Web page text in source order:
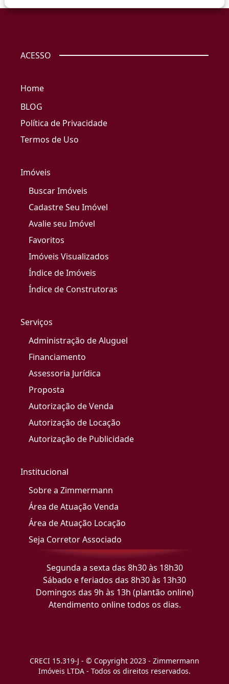
ACESSO
Home
BLOG
Política de Privacidade
Termos de Uso
Imóveis
Buscar Imóveis
Cadastre Seu Imóvel
Avalie seu Imóvel
Favoritos
Imóveis Visualizados
Índice de Imóveis
Índice de Construtoras
Serviços
Administração de Aluguel
Financiamento
Assessoria Jurídica
Proposta
Autorização de Venda
Autorização de Locação
Autorização de Publicidade
Institucional
Sobre a Zimmermann
Área de Atuação Venda
Área de Atuação Locação
Seja Corretor Associado
Segunda a sexta das 8h30 às 18h30
Sábado e feriados das 8h30 às 13h30
Domingos das 9h às 13h (plantão online)
Atendimento online todos os dias.
CRECI 15.319-J - © Copyright 2023 - Zimmermann
Imóveis LTDA - Todos os direitos reservados.